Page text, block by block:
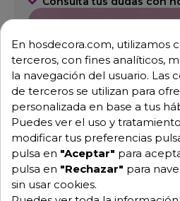
info@hosdecora.com
Pide tu
En hosdecora.com, utilizamos
terceros, con fines analíticos,
la navegación del usuario. Las
de terceros se utilizan para
personalizada en base a tus
Puedes ver el uso y
modificar tus preferencias
pulsa en "Aceptar" para
pulsa en "Rechazar" para
sin usar cookies.